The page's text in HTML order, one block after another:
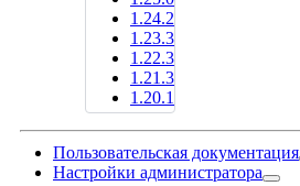
1.24.2
1.23.3
1.22.3
1.21.3
1.20.1
Пользовательская документация
Настройки администратора